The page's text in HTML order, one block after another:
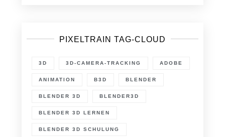
PIXELTRAIN TAG-CLOUD
3D 3D-CAMERA-TRACKING ADOBE
ANIMATION B3D BLENDER
BLENDER 3D BLENDER3D
BLENDER 3D LERNEN
BLENDER 3D SCHULUNG